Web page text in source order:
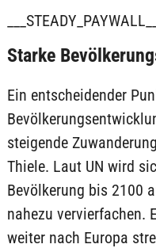
___STEADY_PAYWALL___
Starke
Ein entscheidender
steigende
Thiele. Laut UN wird
Bevölkerung bis 2100
nahezu vervierfachen.
weiter nach Europa